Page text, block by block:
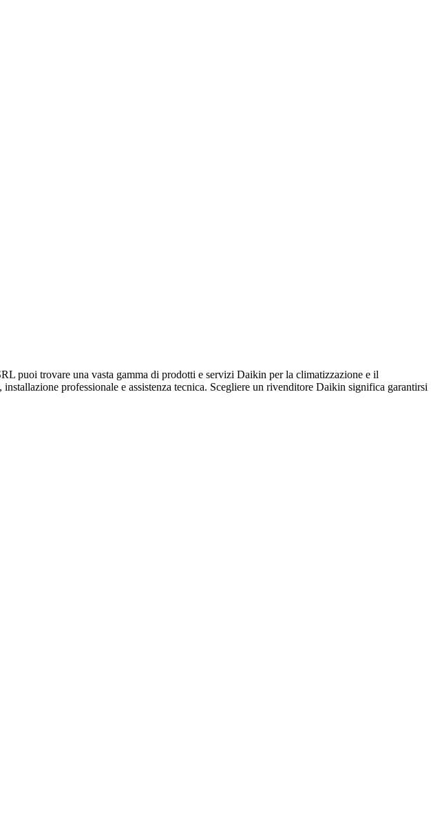
trovare una vasta gamma di prodotti e servizi Daikin per la climatizzazione e il
professionale e assistenza tecnica. Scegliere un rivenditore Daikin significa garantirsi